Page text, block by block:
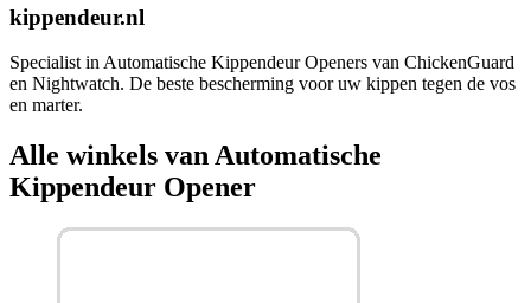
kippendeur.nl
Specialist in Automatische Kippendeur Openers van ChickenGuard
en Nightwatch. De beste bescherming voor uw kippen tegen de vos
en marter.
Alle winkels van Automatische
Kippendeur Opener